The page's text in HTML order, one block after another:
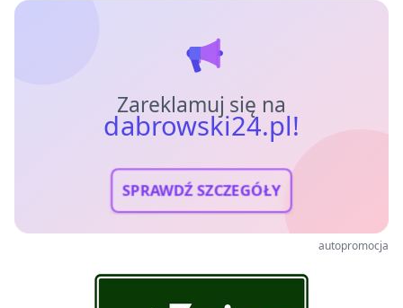
Zareklamuj się na
dabrowski24.pl!
SPRAWDŹ SZCZEGÓŁY
autopromocja